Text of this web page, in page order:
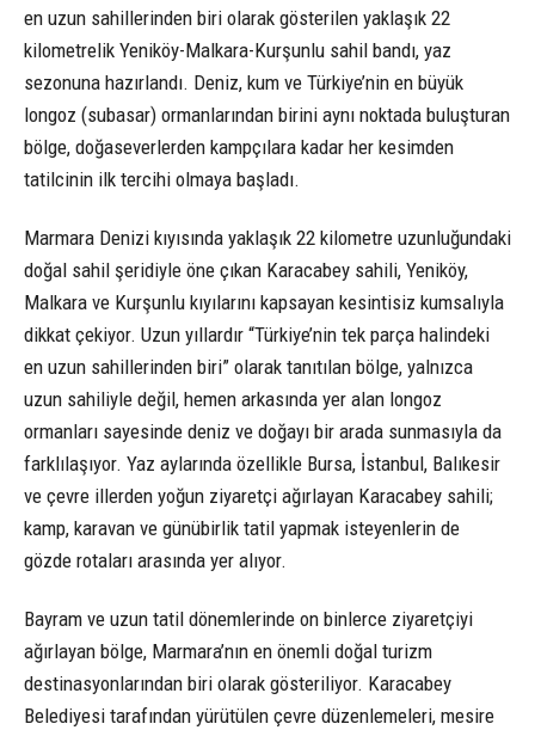
en uzun sahillerinden biri olarak gösterilen yaklaşık 22
kilometrelik Yeniköy-Malkara-Kurşunlu sahil bandı, yaz
sezonuna hazırlandı. Deniz, kum ve Türkiye’nin en büyük
longoz (subasar) ormanlarından birini aynı noktada buluşturan
bölge, doğaseverlerden kampçılara kadar her kesimden
tatilcinin ilk tercihi olmaya başladı.
Marmara Denizi kıyısında yaklaşık 22 kilometre uzunluğundaki
doğal sahil şeridiyle öne çıkan Karacabey sahili, Yeniköy,
Malkara ve Kurşunlu kıyılarını kapsayan kesintisiz kumsalıyla
dikkat çekiyor. Uzun yıllardır “Türkiye’nin tek parça halindeki
en uzun sahillerinden biri” olarak tanıtılan bölge, yalnızca
uzun sahiliyle değil, hemen arkasında yer alan longoz
ormanları sayesinde deniz ve doğayı bir arada sunmasıyla da
farklılaşıyor. Yaz aylarında özellikle Bursa, İstanbul, Balıkesir
ve çevre illerden yoğun ziyaretçi ağırlayan Karacabey sahili;
kamp, karavan ve günübirlik tatil yapmak isteyenlerin de
gözde rotaları arasında yer alıyor.
Bayram ve uzun tatil dönemlerinde on binlerce ziyaretçiyi
ağırlayan bölge, Marmara’nın en önemli doğal turizm
destinasyonlarından biri olarak gösteriliyor. Karacabey
Belediyesi tarafından yürütülen çevre düzenlemeleri, mesire